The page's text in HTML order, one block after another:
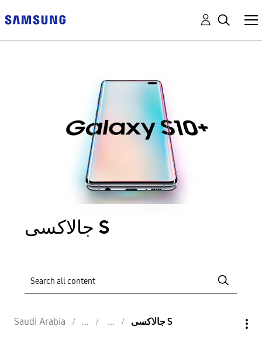
جالاكسى S
Saudi Arabia جالاكسى S